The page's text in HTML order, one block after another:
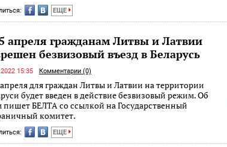
ЕЩЕ
апреля гражданам Литвы и Латвии
безвизовый въезд в Беларусь
15:35 Комментарии (0)
для граждан Литвы и Латвии на территории
будет введен в действие безвизовый режим. Об
пишет БЕЛТА со ссылкой на Государственный
комитет.
ЕЩЕ